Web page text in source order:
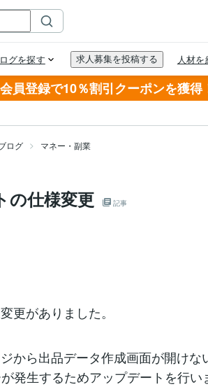
会員登録で10％割引クーポンを獲得
ログ マネー・副業
の仕様変更 記事
更がありました。
から出品データ作成画面が開け
発生するためアップデートを行い